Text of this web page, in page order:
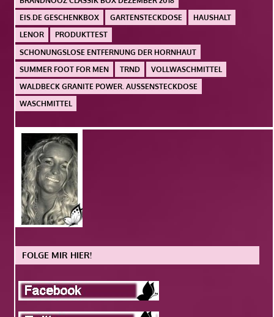
EIS.DE GESCHENKBOX
GARTENSTECKDOSE
HAUSHALT
LENOR
PRODUKTTEST
SCHONUNGSLOSE ENTFERNUNG DER HORNHAUT
SUMMER FOOT FOR MEN
TRND
VOLLWASCHMITTEL
WALDBECK GRANITE POWER. AUSSENSTECKDOSE
WASCHMITTEL
FOLGE MIR HIER!